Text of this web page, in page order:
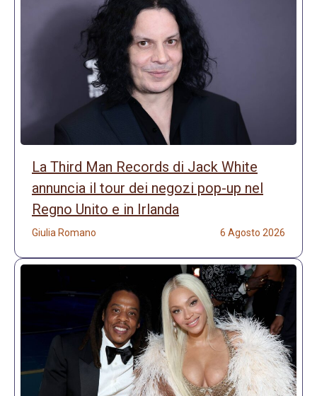
La Third Man Records di Jack White
annuncia il tour dei negozi pop-up nel
Regno Unito e in Irlanda
Giulia Romano 6 Agosto 2026